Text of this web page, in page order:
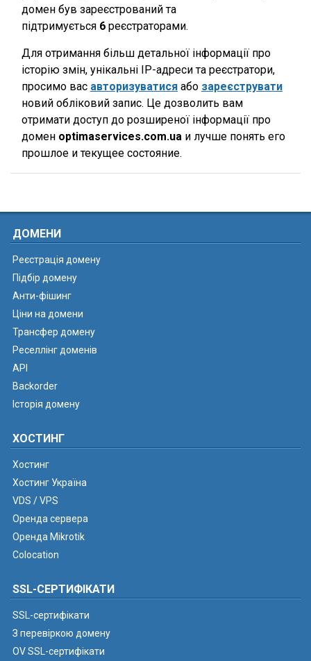
домен був зареєстрований та
підтримується 6 реєстраторами.
Для отримання більш детальної інформації про
історію змін, унікальні IP-адреси та реєстратори,
просимо вас авторизуватися або зареєструвати
новий обліковий запис. Це дозволить вам
отримати доступ до розширеної інформації про
домен optimaservices.com.ua и лучше понять его
прошлое и текущее состояние.
ДОМЕНИ
Реєстрація домену
Підбір домену
Анти-фішинг
Ціни на домени
Трансфер домену
Реселлінг доменів
API
Backorder
Історія домену
ХОСТИНГ
Хостинг
Хостинг Україна
VDS / VPS
Оренда сервера
Оренда Mikrotik
Colocation
SSL-СЕРТИФІКАТИ
SSL-сертифікати
З перевіркою домену
OV SSL-сертифікати